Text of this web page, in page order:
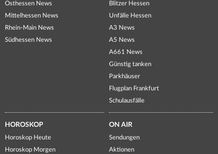
Osthessen News
Mittelhessen News
Rhein-Main News
Südhessen News
Blitzer Hessen
Unfälle Hessen
A3 News
A5 News
A661 News
Günstig tanken
Parkhäuser
Flugplan Frankfurt
Schulausfälle
HOROSKOP
Horoskop Heute
Horoskop Morgen
ON AIR
Sendungen
Aktionen